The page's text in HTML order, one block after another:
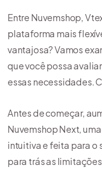
Entre Nuvemshop,
plataforma mais
vantajosa? Vamos
que você possa
essas necessidades.
Antes de começar,
Nuvemshop Next,
intuitiva e feita para o
para trás as